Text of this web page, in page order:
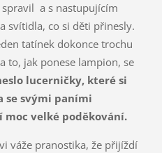
spravil a s nastupujícím
svítidla, co si děti přinesly.
tatínek dokonce trochu
to, jak ponese lampion, se
lucerničky, které si
se svými paními
velké poděkování.
váže pranostika, že přijíždí